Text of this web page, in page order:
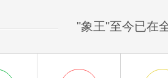
"象王"至今已在